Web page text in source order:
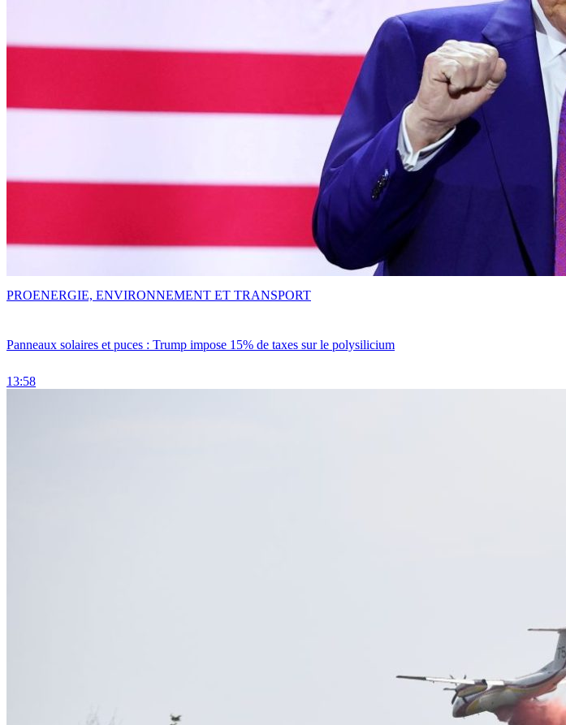
Panneaux solaires et puces : Trump impose 15% de taxes sur le polysilicium
13:58
PROENERGIE, ENVIRONNEMENT ET TRANSPORT